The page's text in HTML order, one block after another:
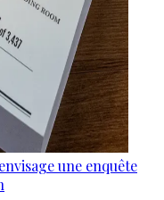
une enquête